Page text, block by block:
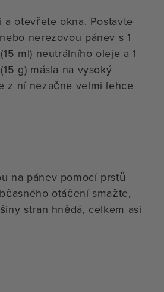
a otevřete okna. Postavte
nerezovou pánev s 1
ml) neutrálního oleje a 1
g) másla na vysoký
z ní nezačne velmi lehce
na pánev pomocí prstů
otáčení smažte,
stran hnědá, celkem asi